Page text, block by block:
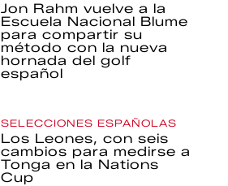
Jon Rahm vuelve a la
Escuela Nacional Blume
para compartir su
método con la nueva
hornada del golf
español
SELECCIONES ESPAÑOLAS
Los Leones, con seis
cambios para medirse a
Tonga en la Nations
Cup